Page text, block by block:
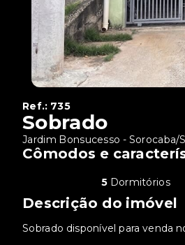
Ref.: 735
Sobrado
Jardim Bonsucesso - Sorocaba/
Cômodos e
5 Dormitórios
Descrição do imóvel
Sobrado disponível para venda